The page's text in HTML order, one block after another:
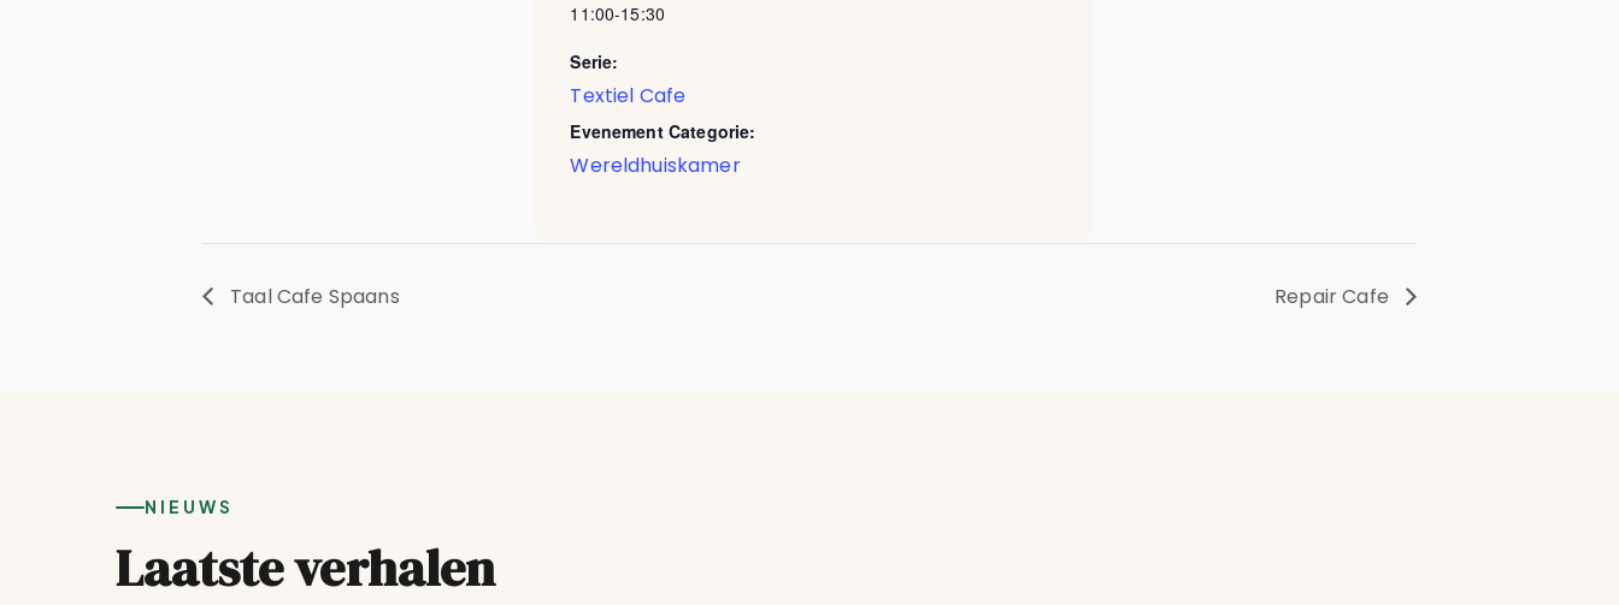
11:00-15:30
Serie:
Textiel Cafe
Evenement Categorie:
Wereldhuiskamer
Taal Cafe Spaans Repair Cafe
NIEUWS
Laatste verhalen